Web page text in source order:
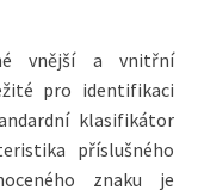
vnější a vnitřní
pro identifikaci
klasifikátor
příslušného
znaku je